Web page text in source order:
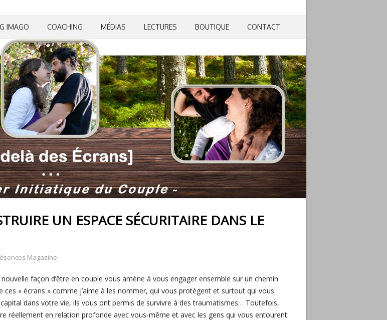
IMAGO COACHING MÉDIAS LECTURES BOUTIQUE CONTACT
UN ESPACE SÉCURITAIRE DANS LE
Magazine
façon d’être en couple vous amène à vous engager ensemble sur un chemin
« écrans » comme j’aime à les nommer, qui vous protègent et surtout qui vous
dans votre vie, ils vous ont permis de survivre à des traumatismes… Toutefois,
réellement en relation profonde avec vous-même et avec les gens qui vous entourent.